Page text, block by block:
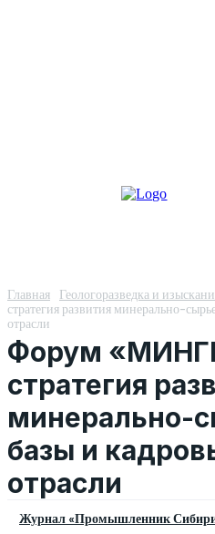
Главная Геологоразведка и
стратегия развития минерально-
отрасли
Форум
стратегия
минерально-
базы и
отрасли
Журнал «Промышленник